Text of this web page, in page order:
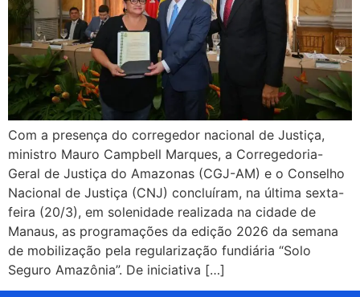
Com a presença do corregedor nacional de Justiça,
ministro Mauro Campbell Marques, a Corregedoria-
Geral de Justiça do Amazonas (CGJ-AM) e o Conselho
Nacional de Justiça (CNJ) concluíram, na última sexta-
feira (20/3), em solenidade realizada na cidade de
Manaus, as programações da edição 2026 da semana
de mobilização pela regularização fundiária “Solo
Seguro Amazônia”. De iniciativa […]